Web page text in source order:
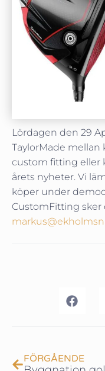
Lördagen den 29
TaylorMade mellan
custom fitting eller
årets nyheter. Vi
köper under
CustomFitting sker
FÖRGÅENDE